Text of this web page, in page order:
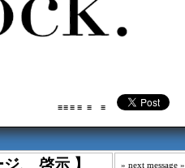
≡ ≡ ≡ ≡ ≡ ≡
、 啓示 】 » next message »